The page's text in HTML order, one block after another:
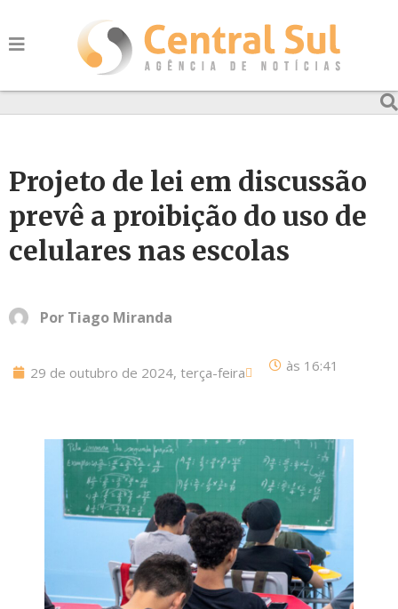
Projeto de lei em discussão
prevê a proibição do uso de
celulares nas escolas
Por Tiago Miranda
29 de outubro de 2024, terça-feira às 16:41